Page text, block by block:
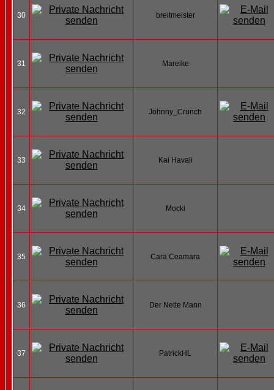
30 breitmeister
31 Mareike
32 Johnny_Crunch
33 Kai Havaii
34 Mocki
35 Cara Ceamara
36 Der Nette Mann
37 PatrickHL